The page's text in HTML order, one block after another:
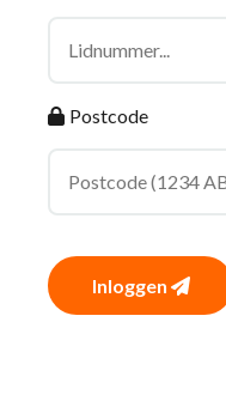
Postcode
Inloggen